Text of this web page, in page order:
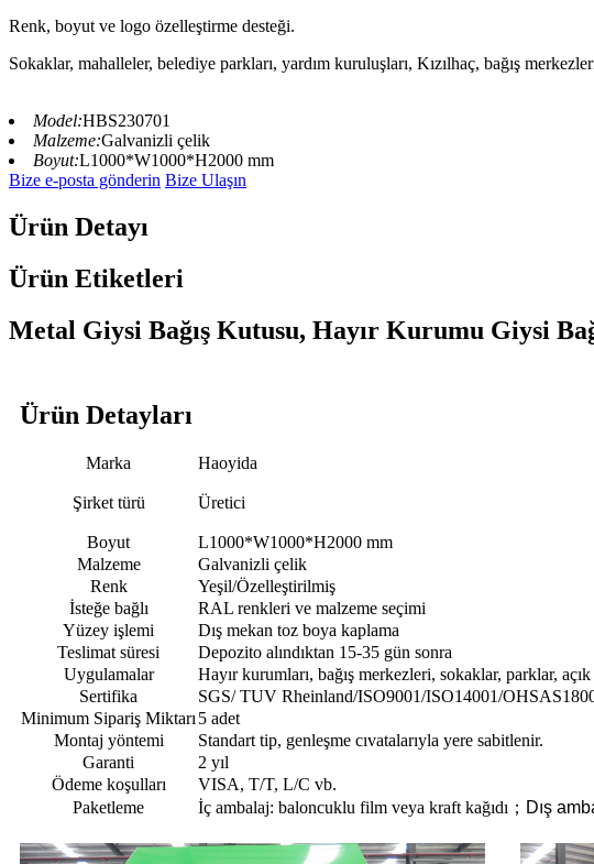
Renk, boyut ve logo özelleştirme desteği.
Sokaklar, mahalleler, belediye parkları, yardım kuruluşları, Kızılhaç, bağış
Model:HBS230701
Malzeme:Galvanizli çelik
Boyut:L1000*W1000*H2000 mm
Bize e-posta gönderin Bize Ulaşın
Ürün Detayı
Ürün Etiketleri
Metal Giysi Bağış Kutusu, Hayır Kurumu Giysi
Ürün Detayları
Marka Haoyida
Şirket türü Üretici
Boyut
L1000*W1000*H2000 mm
Malzeme
Galvanizli çelik
Renk
Yeşil/Özelleştirilmiş
İsteğe bağlı
RAL renkleri ve malzeme seçimi
Yüzey işlemi
Dış mekan toz boya kaplama
Teslimat süresi
Depozito alındıktan 15-35 gün sonra
Uygulamalar
Hayır kurumları, bağış merkezleri, sokaklar, parklar,
Sertifika
SGS/ TUV Rheinland/ISO9001/ISO14001/
Minimum Sipariş Miktarı 5 adet
Montaj yöntemi
Standart tip, genleşme cıvatalarıyla yere sabitlenir.
Garanti
2 yıl
Ödeme koşulları
VISA, T/T, L/C vb.
Paketleme
İç ambalaj: baloncuklu film veya kraft kağıdı ； Dış